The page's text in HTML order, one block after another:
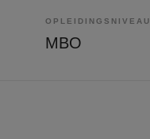
OPLEIDINGSNIVEAU
MBO